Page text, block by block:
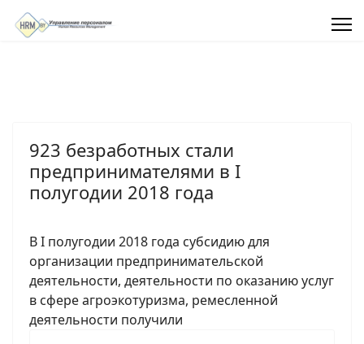
923 безработных стали
предпринимателями в I
полугодии 2018 года
В I полугодии 2018 года субсидию для
организации предпринимательской
деятельности, деятельности по оказанию услуг
в сфере агроэкотуризма, ремесленной
деятельности получили